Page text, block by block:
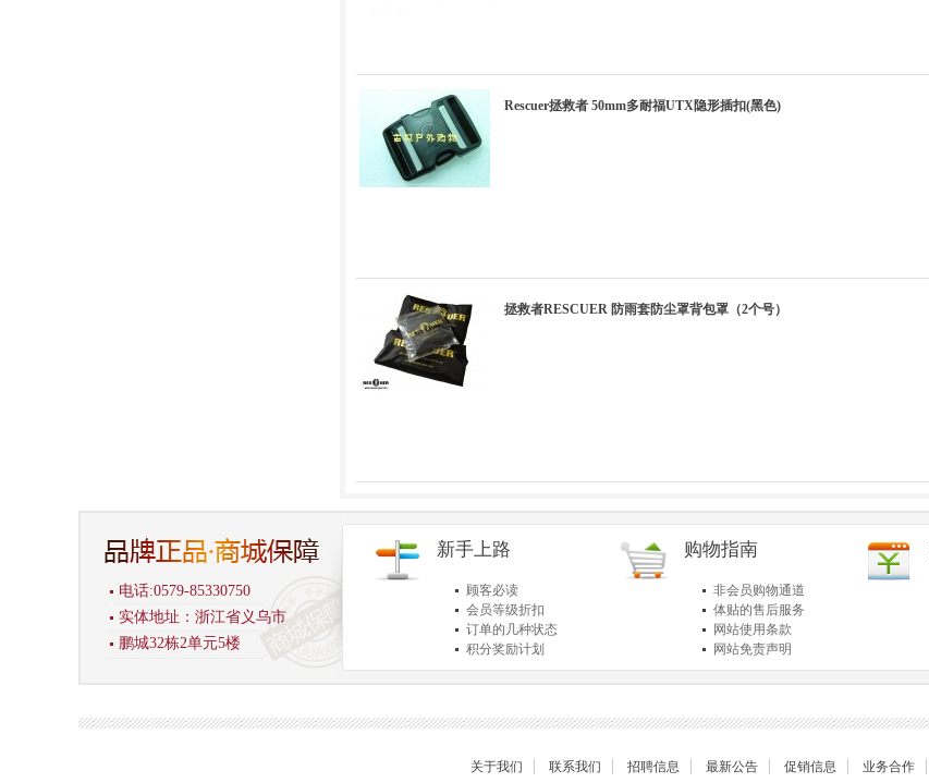
Rescuer拯救者 50mm多耐福UTX隐形插扣(黑色)
拯救者RESCUER 防雨套防尘罩背包罩（2个号）
电话:0579-85330750
实体地址：浙江省义乌市
鹏城32栋2单元5楼
新手上路
顾客必读
会员等级折扣
订单的几种状态
积分奖励计划
商品退货保障
购物指南
非会员购物通道
体贴的售后服务
网站使用条款
网站免责声明
简单的购物流程
关于我们 联系我们 招聘信息 最新公告 促销信息 业务合作